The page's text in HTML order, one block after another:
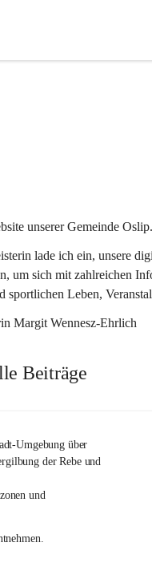
unserer Gemeinde Oslip.
lade ich ein, unsere
um sich mit zahlreichen
sportlichen Leben,
Margit Wennesz-Ehrlich
Beiträge
Umgebung über
der Rebe und
und